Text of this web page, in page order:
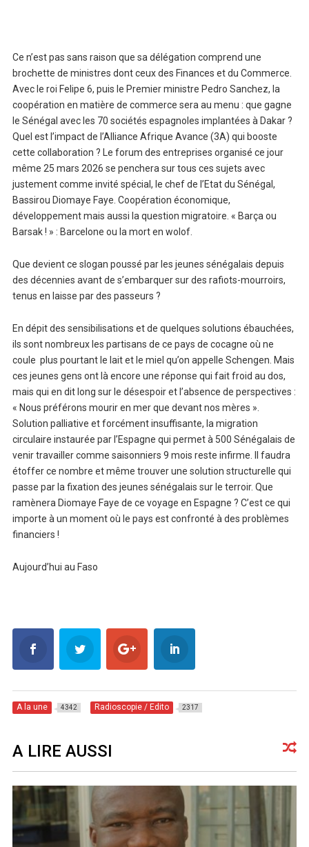
Ce n’est pas sans raison que sa délégation comprend une
brochette de ministres dont ceux des Finances et du Commerce.
Avec le roi Felipe 6, puis le Premier ministre Pedro Sanchez, la
coopération en matière de commerce sera au menu : que gagne
le Sénégal avec les 70 sociétés espagnoles implantées à Dakar ?
Quel est l’impact de l’Alliance Afrique Avance (3A) qui booste
cette collaboration ? Le forum des entreprises organisé ce jour
même 25 mars 2026 se penchera sur tous ces sujets avec
justement comme invité spécial, le chef de l’Etat du Sénégal,
Bassirou Diomaye Faye. Coopération économique,
développement mais aussi la question migratoire. « Barça ou
Barsak ! » : Barcelone ou la mort en wolof.
Que devient ce slogan poussé par les jeunes sénégalais depuis
des décennies avant de s’embarquer sur des rafiots-mourroirs,
tenus en laisse par des passeurs ?
En dépit des sensibilisations et de quelques solutions ébauchées,
ils sont nombreux les partisans de ce pays de cocagne où ne
coule plus pourtant le lait et le miel qu’on appelle Schengen. Mais
ces jeunes gens ont là encore une réponse qui fait froid au dos,
mais qui en dit long sur le désespoir et l’absence de perspectives :
« Nous préférons mourir en mer que devant nos mères ».
Solution palliative et forcément insuffisante, la migration
circulaire instaurée par l’Espagne qui permet à 500 Sénégalais de
venir travailler comme saisonniers 9 mois reste infirme. Il faudra
étoffer ce nombre et même trouver une solution structurelle qui
passe par la fixation des jeunes sénégalais sur le terroir. Que
ramènera Diomaye Faye de ce voyage en Espagne ? C’est ce qui
importe à un moment où le pays est confronté à des problèmes
financiers !
Aujourd’hui au Faso
A la une 4342 Radioscopie / Edito 2317
A LIRE AUSSI